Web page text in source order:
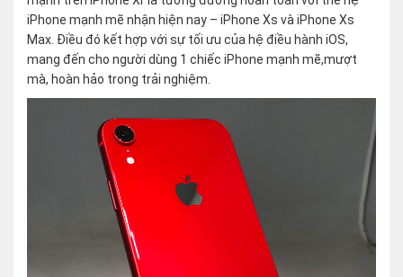
iPhone mạnh mẽ nhận hiện nay – iPhone Xs và iPhone Xs
Max. Điều đó kết hợp với sự tối ưu của hệ điều hành iOS,
mang đến cho người dùng 1 chiếc iPhone mạnh mẽ,mượt
mà, hoàn hảo trong trải nghiệm.